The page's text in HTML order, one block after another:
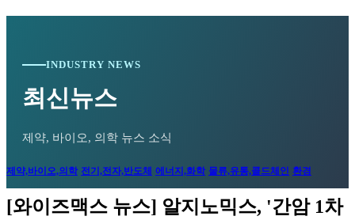
INDUSTRY NEWS
최신뉴스
제약, 바이오, 의학 뉴스 소식
제약,바이오,의학 전기,전자,반도체 에너지,화학 물류,유통,콜드체인 환경
[와이즈맥스 뉴스] 알지노믹스, '간암 1차